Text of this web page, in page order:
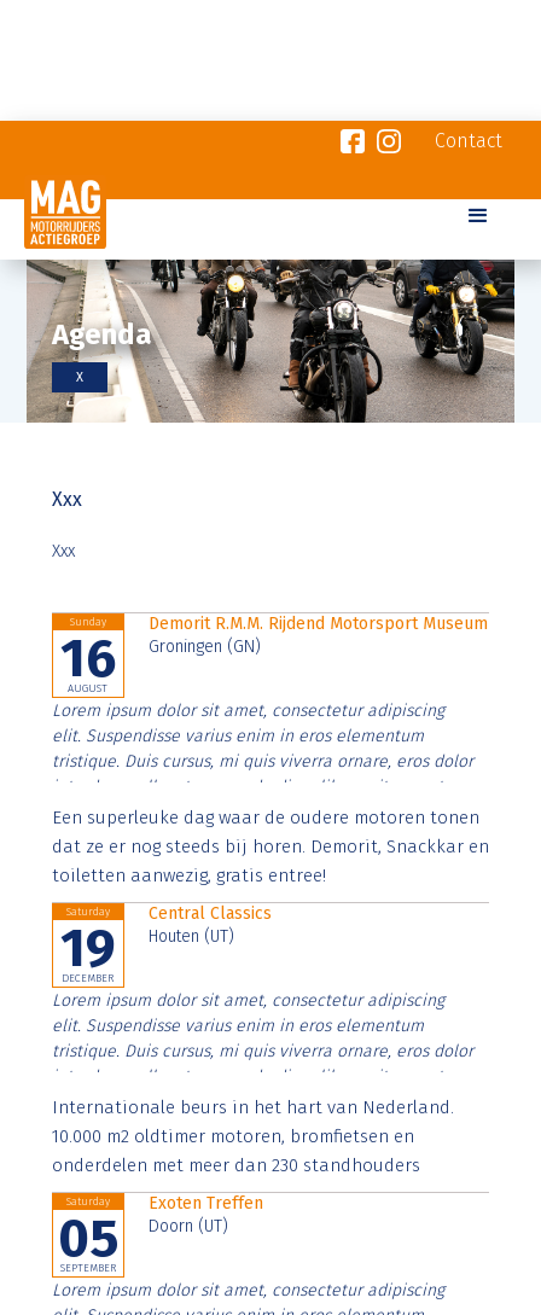
Contact
Agenda
X
Xxx
Xxx
Sunday
16
AUGUST
Demorit R.M.M. Rijdend Motorsport Museum
Groningen (GN)
Lorem ipsum dolor sit amet, consectetur adipiscing
elit. Suspendisse varius enim in eros elementum
tristique. Duis cursus, mi quis viverra ornare, eros dolor
interdum nulla, ut commodo diam libero vitae erat.
Aenean faucibus nibh et justo cursus id rutrum lorem
imperdiet. Nunc ut sem vitae risus tristique posuere.
Een superleuke dag waar de oudere motoren tonen
dat ze er nog steeds bij horen. Demorit, Snackkar en
toiletten aanwezig, gratis entree!
Saturday
19
DECEMBER
Central Classics
Houten (UT)
Lorem ipsum dolor sit amet, consectetur adipiscing
elit. Suspendisse varius enim in eros elementum
tristique. Duis cursus, mi quis viverra ornare, eros dolor
interdum nulla, ut commodo diam libero vitae erat.
Aenean faucibus nibh et justo cursus id rutrum lorem
imperdiet. Nunc ut sem vitae risus tristique posuere.
Internationale beurs in het hart van Nederland.
10.000 m2 oldtimer motoren, bromfietsen en
onderdelen met meer dan 230 standhouders
Saturday
05
SEPTEMBER
Exoten Treffen
Doorn (UT)
Lorem ipsum dolor sit amet, consectetur adipiscing